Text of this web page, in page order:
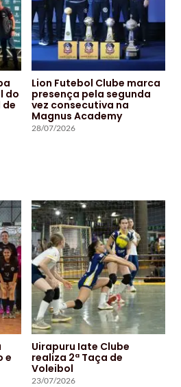
do
Lion Futebol Clube marca
presença pela segunda
vez consecutiva na
Magnus Academy
28/07/2026
e
Uirapuru Iate Clube
realiza 2ª Taça de
Voleibol
23/07/2026